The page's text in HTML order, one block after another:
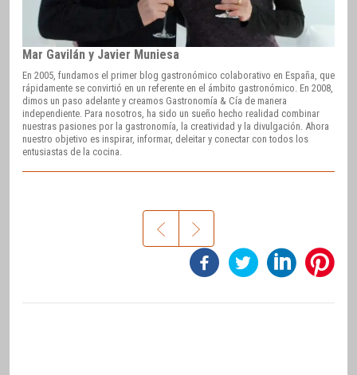
Mar Gavilán y Javier Muniesa
En 2005, fundamos el primer blog gastronómico colaborativo en España, que
rápidamente se convirtió en un referente en el ámbito gastronómico. En 2008,
dimos un paso adelante y creamos Gastronomía & Cía de manera
independiente. Para nosotros, ha sido un sueño hecho realidad combinar
nuestras pasiones por la gastronomía, la creatividad y la divulgación. Ahora
nuestro objetivo es inspirar, informar, deleitar y conectar con todos los
entusiastas de la cocina.